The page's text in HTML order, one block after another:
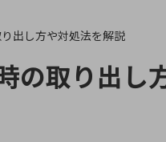
出し方や対処法を解説
の取り出し